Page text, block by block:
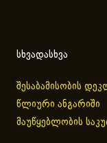
სხვადასხვა
შესაბამისობის
წლიური ანგარიში
მაუწყებლობის